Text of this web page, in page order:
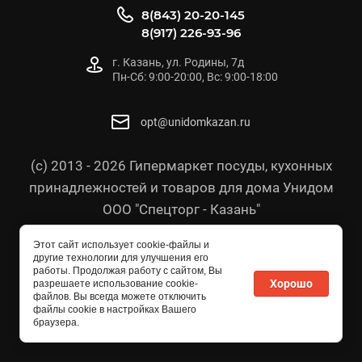
(с) 2013 - 2026 Гипермаркет посуды, кухонных
принадлежностей и товаров для дома Унидом
ООО "Спецторг - Казань"
Согласие на обработку персональных данных
Политика в отношении персональных данных
8(843) 20-20-145
8(917) 226-93-96
г. Казань, ул. Родины, 7д
Пн-Сб: 9:00-20:00, Вс: 9:00-18:00
opt@unidomkazan.ru
Этот сайт использует cookie-файлы и
другие технологии для улучшения его
работы. Продолжая работу с сайтом, Вы
разрешаете использование cookie-
файлов. Вы всегда можете отключить
файлы cookie в настройках Вашего
браузера.
Хорошо